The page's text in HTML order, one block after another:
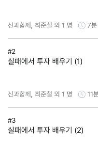
신과함께, 최준철 외 1 명 7분
#2
실패에서 투자 배우기 (1)
신과함께, 최준철 외 1 명 11
#3
실패에서 투자 배우기 (2)